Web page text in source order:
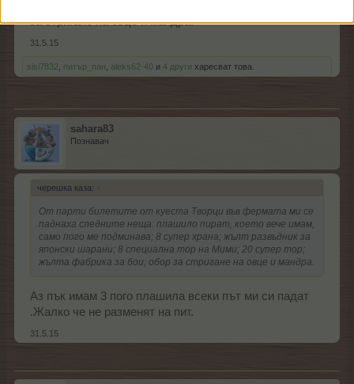
за стригане на овце и мандра.
31.5.15
sisi7832 питър_пан aleks62-40 и 4 други харесват това.
sahara83
Познавач
черешка каза: ↑
От парти билетите от куеста Творци във фермата ми се
паднаха следните неща: плашило пират, което вече имам,
само пого ме подминава; 8 супер храна; жълт развъдник за
японски шарани; 8 специална тор на Мими; 20 супер тор;
жълта фабрика за бои; обор за стригане на овце и мандра.
Аз пък имам 3 пого плашила всеки път ми си падат
.Жалко че не разменят на пит.
31.5.15